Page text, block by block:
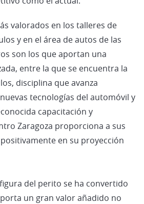
valorados en los talleres de
y en el área de autos de las
son los que aportan una
entre la que se encuentra la
disciplina que avanza
tecnologías del automóvil y
capacitación y
Zaragoza proporciona a sus
en su proyección
del perito se ha convertido
un gran valor añadido no